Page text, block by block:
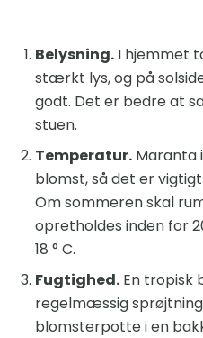
Belysning. I hjemmet
stærkt lys, og på
godt. Det er bedre at
stuen.
Temperatur. Maranta
blomst, så det er
Om sommeren skal
opretholdes inden for
18 ° C.
Fugtighed. En tropisk
regelmæssig
blomsterpotte i en